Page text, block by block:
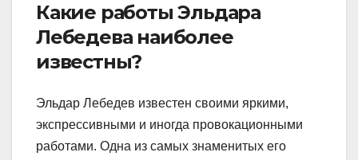
Какие работы Эльдара
Лебедева наиболее
известны?
Эльдар Лебедев известен своими яркими,
экспрессивными и иногда провокационными
работами. Одна из самых знаменитых его